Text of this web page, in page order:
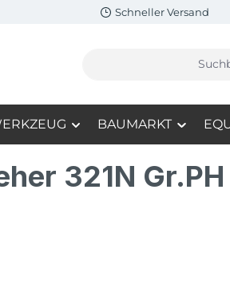
Schneller Versand
BAUMARKT
321N